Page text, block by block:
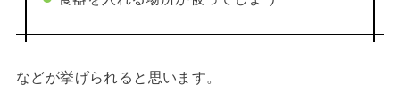
などが挙げられると思います。